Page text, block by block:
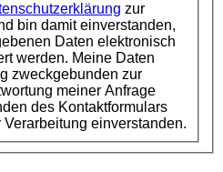
zur
bin damit einverstanden,
Daten elektronisch
werden. Meine Daten
zweckgebunden zur
meiner Anfrage
des Kontaktformulars
einverstanden.